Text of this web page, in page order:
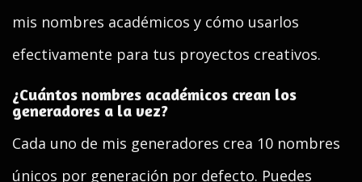
mis nombres académicos y cómo usarlos
efectivamente para tus proyectos creativos.
¿Cuántos nombres académicos crean los
generadores a la vez?
Cada uno de mis generadores crea 10 nombres
únicos por generación por defecto. Puedes